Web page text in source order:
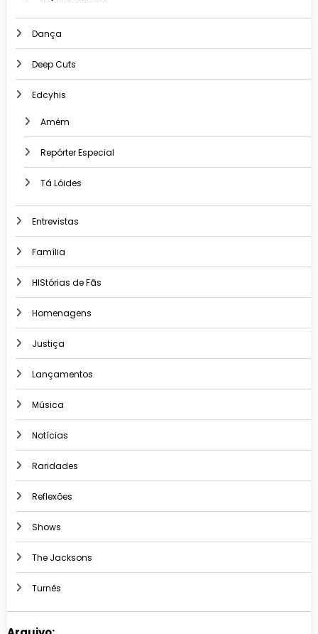
Dança
Deep Cuts
Edcyhis
Amém
Repórter Especial
Tá Lóides
Entrevistas
Família
HIStórias de Fãs
Homenagens
Justiça
Lançamentos
Música
Notícias
Raridades
Reflexões
Shows
The Jacksons
Turnês